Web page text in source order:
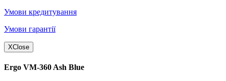
Умови кредитування
Умови гарантії
XClose
Ergo VM-360 Ash Blue